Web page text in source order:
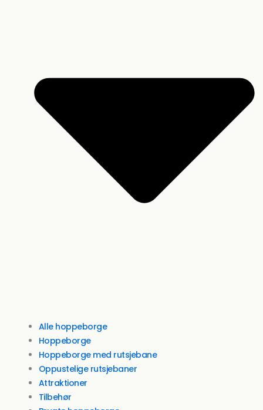
Alle hoppeborge
Hoppeborge
Hoppeborge med rutsjebane
Oppustelige rutsjebaner
Attraktioner
Tilbehør